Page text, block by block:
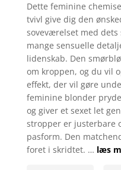
ud af 5
baseret på
kundebedøm
melser
Dette feminine
tvivl give dig den
soveværelset med dets
mange sensuelle
lidenskab. Den
om kroppen, og du vil
effekt, der vil gøre
feminine blonder
og giver et sexet let
stropper er justerbare
pasform. Den
foret i skridtet. … læs